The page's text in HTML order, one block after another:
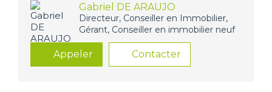
Gabriel DE ARAUJO
Directeur, Conseiller en Immobilier,
Gérant, Conseiller en immobilier neuf
Appeler Contacter